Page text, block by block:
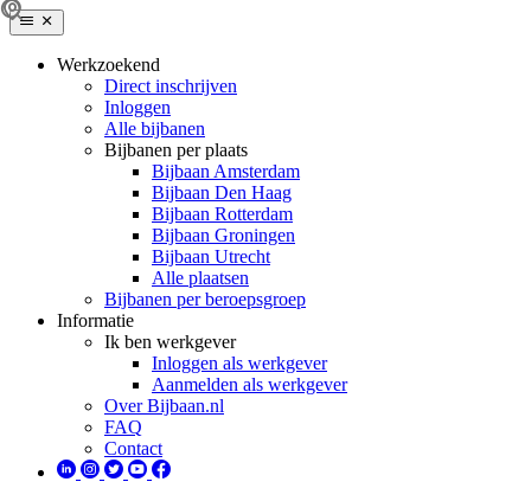
Werkzoekend
Direct inschrijven
Inloggen
Alle bijbanen
Bijbanen per plaats
Bijbaan Amsterdam
Bijbaan Den Haag
Bijbaan Rotterdam
Bijbaan Groningen
Bijbaan Utrecht
Alle plaatsen
Bijbanen per beroepsgroep
Informatie
Ik ben werkgever
Inloggen als werkgever
Aanmelden als werkgever
Over Bijbaan.nl
FAQ
Contact